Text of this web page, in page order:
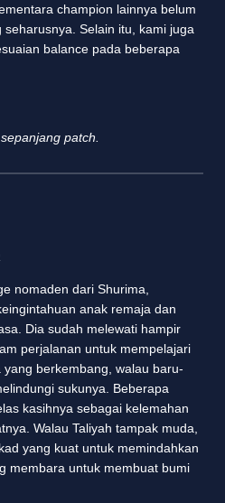
champion lainnya belum
Selain itu, kami juga
balance pada beberapa
patch.
nomaden dari Shurima,
anak remaja dan
Dia sudah melewati hampir
perjalanan untuk mempelajari
berkembang, walau baru-
sukunya. Beberapa
kasihnya sebagai kelemahan
Walau Taliyah tampak muda,
yang kuat untuk memindahkan
membara untuk membuat bumi